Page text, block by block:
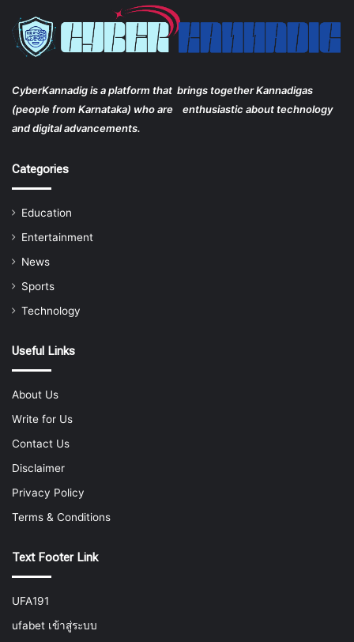
CyberKannadig is a platform that brings together Kannadigas
(people from Karnataka) who are enthusiastic about technology
and digital advancements.
Categories
Education
Entertainment
News
Sports
Technology
Useful Links
About Us
Write for Us
Contact Us
Disclaimer
Privacy Policy
Terms & Conditions
Text Footer Link
UFA191
ufabet เข้าสู่ระบบ